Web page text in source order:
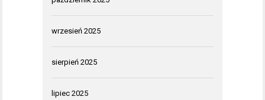
wrzesień 2025
sierpień 2025
lipiec 2025